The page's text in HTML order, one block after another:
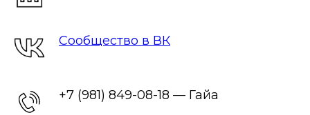
Сообщество в ВК
+7 (981) 849-08-18 — Гайа